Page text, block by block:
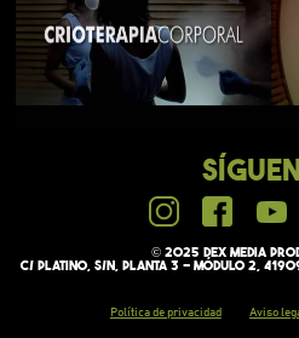
© 2025 Dex media
C/ Platino, s/n, Planta 3 - Módulo 2,
Política de privacidad Aviso